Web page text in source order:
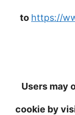
to https://
.:: Users
cookie by